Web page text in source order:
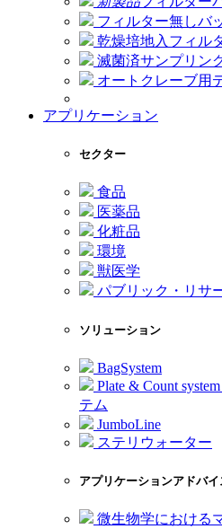
フィルター無しバ
乾燥培地入フィル
滅菌済サンプリン
オートクレーブ用
アプリケーション
セクター
食品
医薬品
化粧品
環境
獣医学
パブリック・リサ
ソリューション
BagSystem
Plate & Count
テム
JumboLine
ステリウォーター
アプリケーションアドバイ
微生物学における